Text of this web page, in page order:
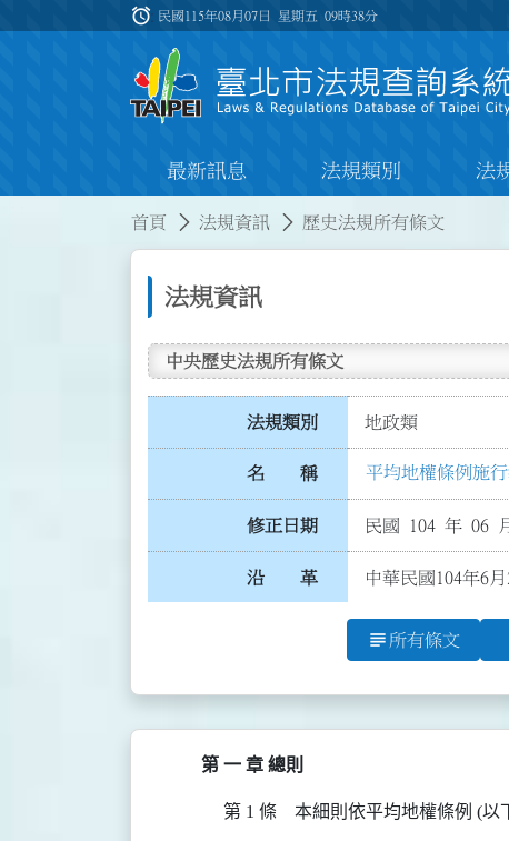
:::
alarm 民國115年08月07日 星期五09時38分
最新訊息 法規類別 法
首頁 法規資訊 歷史法規所有條文
法規資訊
中央歷史法規所有條文
法規類別 地政類
名 稱 平均地權條例施行
修正日期 民國 104 年 06
沿 革 中華民國104年6
subject 所有條文
第 一 章 總則
第 1 條 本細則依平均地權條例 (以